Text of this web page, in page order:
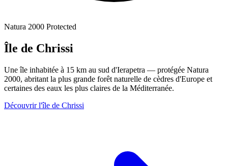
Natura 2000 Protected
Île de Chrissi
Une île inhabitée à 15 km au sud d'Ierapetra — protégée Natura
2000, abritant la plus grande forêt naturelle de cèdres d'Europe et
certaines des eaux les plus claires de la Méditerranée.
Découvrir l'île de Chrissi